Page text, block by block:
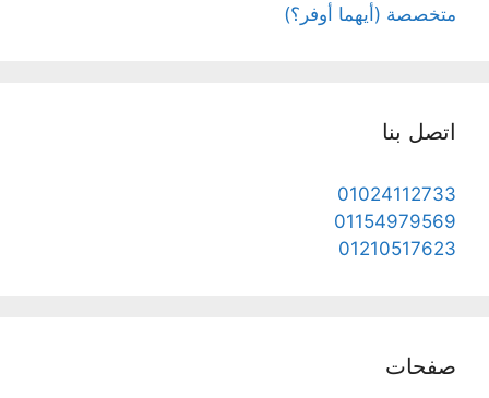
متخصصة (أيهما أوفر؟)
اتصل بنا
01024112733
01154979569
01210517623
صفحات